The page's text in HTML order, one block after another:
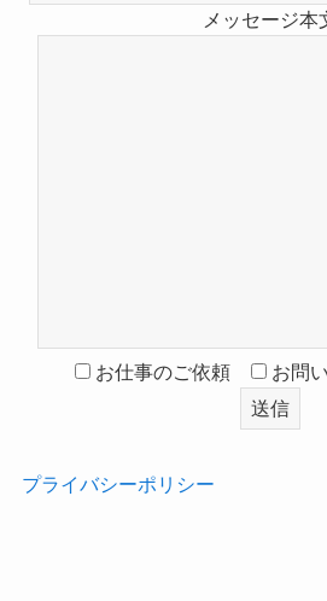
メッセージ本
お仕事のご依頼 お問
プライバシーポリシー